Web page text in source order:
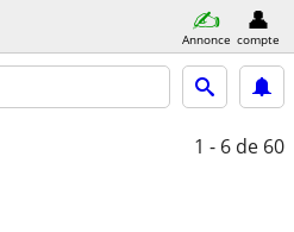
Annonce compte
1 - 6 de 60